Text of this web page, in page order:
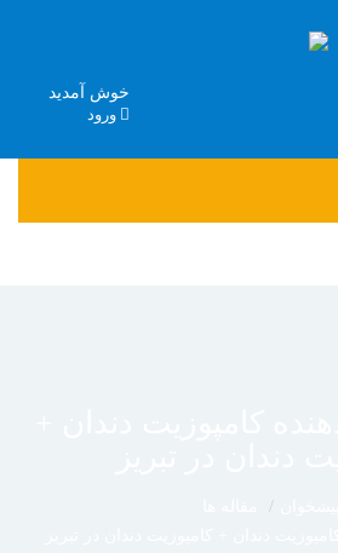
خوش آمدید
ورود